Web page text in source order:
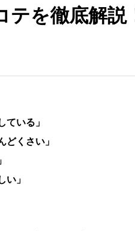
を徹底解説
ている」
どくさい」
い」